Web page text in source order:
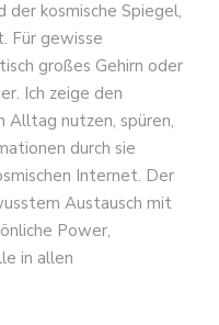
der kosmische Spiegel,
Für gewisse
großes Gehirn oder
Ich zeige den
Alltag nutzen, spüren,
durch sie
Internet. Der
Austausch mit
Power,
in allen